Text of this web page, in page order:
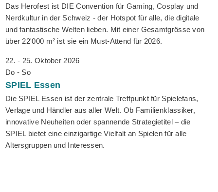
Das Herofest ist DIE Convention für Gaming, Cosplay und
Nerdkultur in der Schweiz - der Hotspot für alle, die digitale
und fantastische Welten lieben. Mit einer Gesamtgrösse von
über 22'000 m² ist sie ein Must-Attend für 2026.
22. - 25. Oktober 2026
Do - So
SPIEL Essen
Die SPIEL Essen ist der zentrale Treffpunkt für Spielefans,
Verlage und Händler aus aller Welt. Ob Familienklassiker,
innovative Neuheiten oder spannende Strategietitel – die
SPIEL bietet eine einzigartige Vielfalt an Spielen für alle
Altersgruppen und Interessen.